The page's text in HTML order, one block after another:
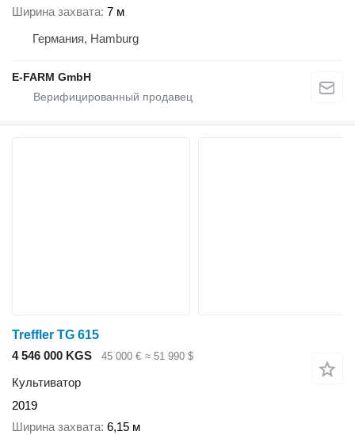
Ширина захвата 7 м
Германия, Hamburg
E-FARM GmbH
Treffler TG 615
4 546 000 KGS
45 000 € ≈ 51 990 $
Культиватор
2019
Ширина захвата 6,15 м